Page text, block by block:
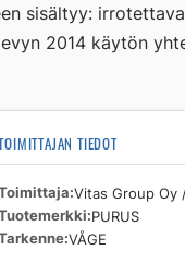
sisältyy:
2014 käytön
TIEDOT
Vitas Group Oy
PURUS
VÅGE